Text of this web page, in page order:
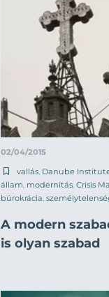
02/04/2015
vallás, Danube
állam, modernitás, Crisis
bürokrácia,
A modern
is olyan szabad